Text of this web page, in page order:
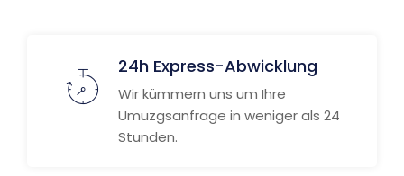
24h Express-Abwicklung
Wir kümmern uns um Ihre
Umuzgsanfrage in weniger als 24
Stunden.